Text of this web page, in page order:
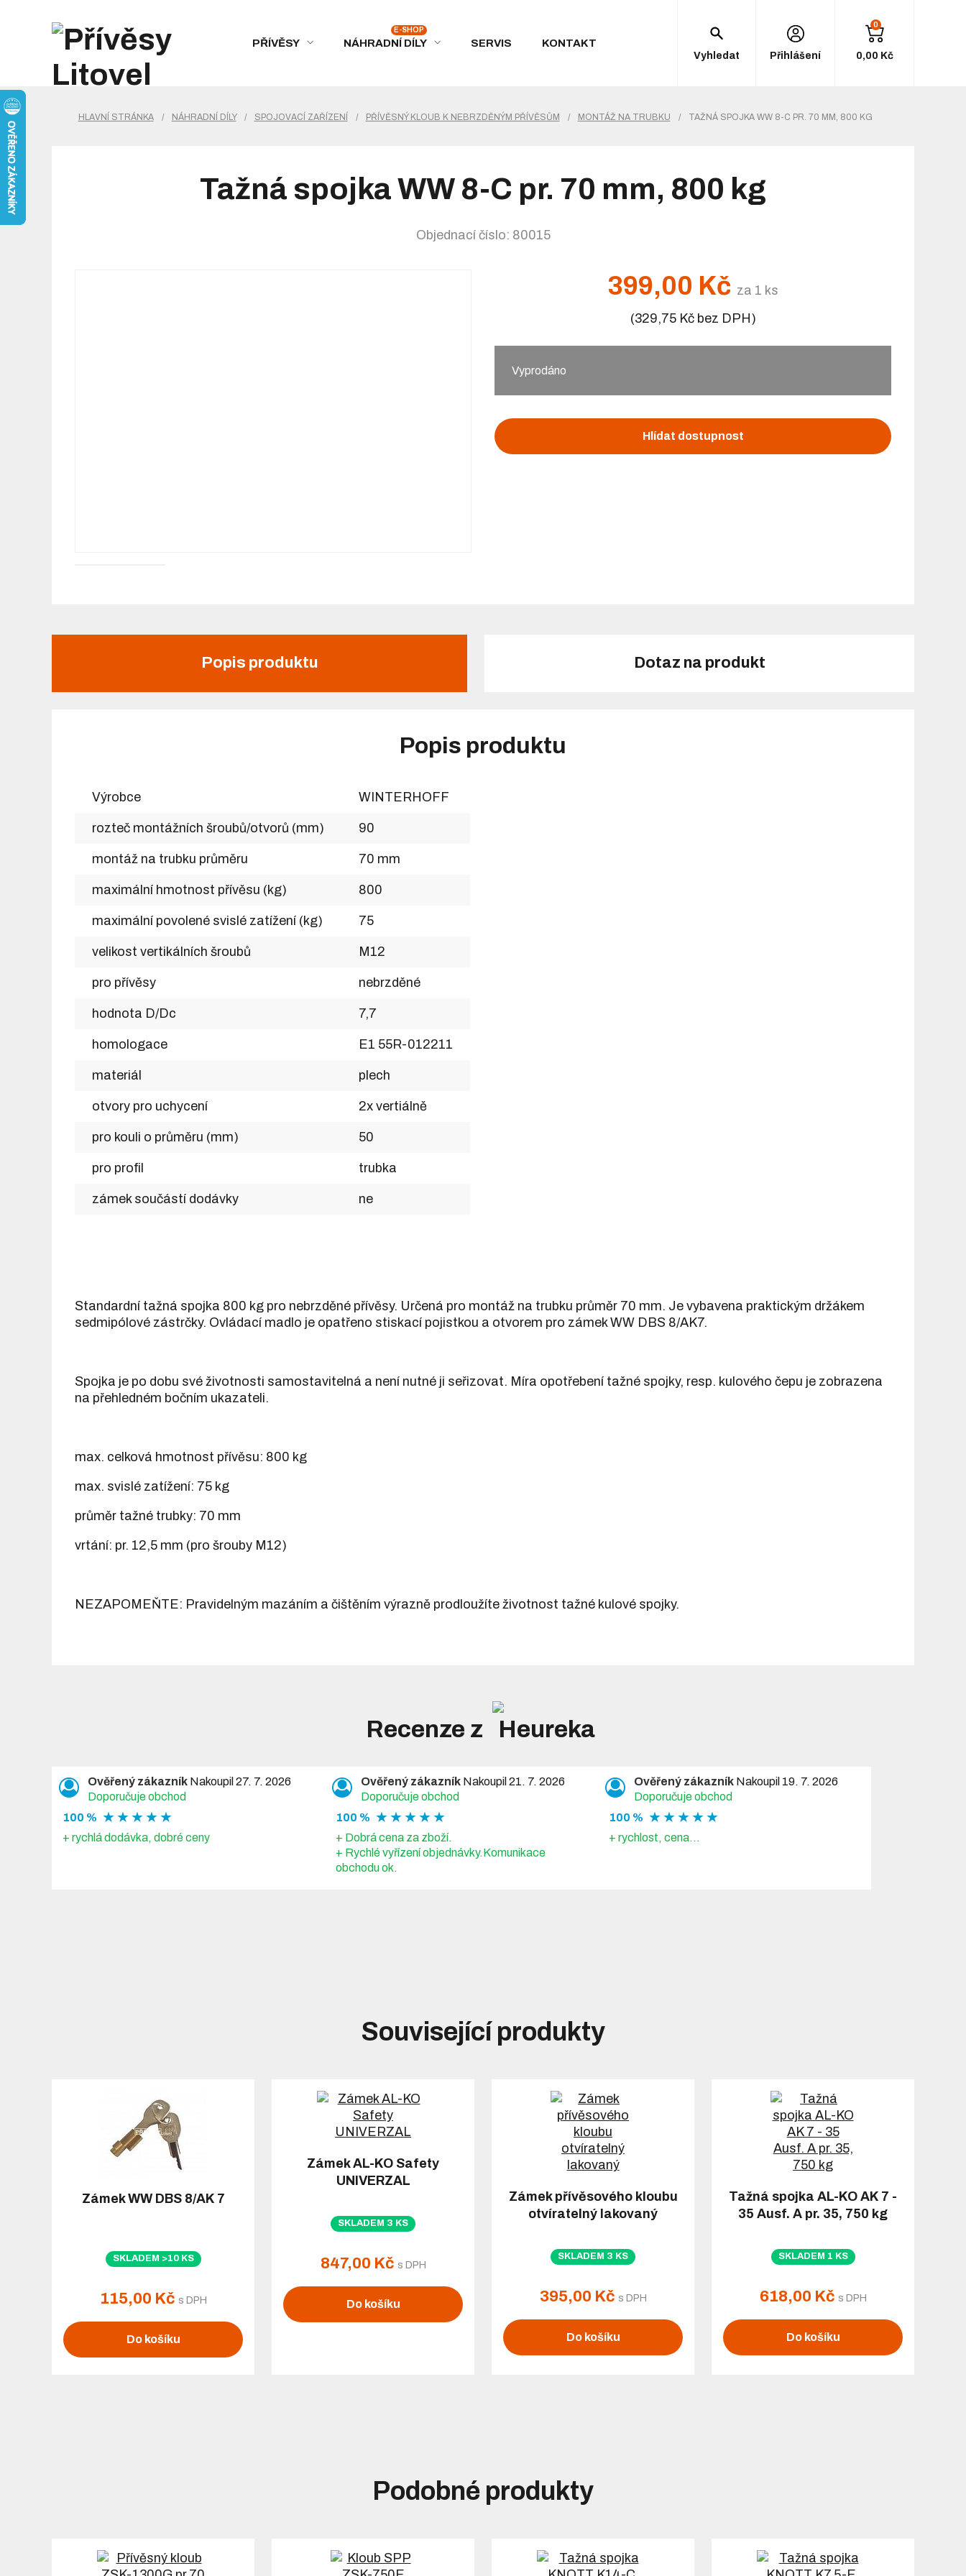
PŘÍVĚSY NÁHRADNÍ DÍLY SERVIS KONTAKT
Vyhledat Přihlášení
0
0,00 Kč
HLAVNÍ STRÁNKA / NÁHRADNÍ DÍLY / SPOJOVACÍ ZAŘÍZENÍ / PŘÍVĚSNÝ KLOUB K NEBRZDĚNÝM PŘÍVĚSŮM / MONTÁŽ NA TRUBKU / TAŽNÁ SPOJKA WW 8-C PR. 70 MM, 800 KG
Tažná spojka WW 8-C pr. 70 mm, 800 kg
Objednací číslo: 80015
399,00 Kč za 1 ks
(329,75 Kč bez DPH)
Vyprodáno
Hlídat dostupnost
Popis produktu Dotaz na produkt
Popis produktu
Výrobce WINTERHOFF
rozteč montážních šroubů/otvorů (mm) 90
montáž na trubku průměru 70 mm
maximální hmotnost přívěsu (kg) 800
maximální povolené svislé zatížení (kg) 75
velikost vertikálních šroubů M12
pro přívěsy nebrzděné
hodnota D/Dc 7,7
homologace E1 55R-012211
materiál plech
otvory pro uchycení 2x vertiálně
pro kouli o průměru (mm) 50
pro profil trubka
zámek součástí dodávky ne
Standardní tažná spojka 800 kg pro nebrzděné přívěsy. Určená pro montáž na trubku průměr 70 mm. Je vybavena praktickým držákem
sedmipólové zástrčky. Ovládací madlo je opatřeno stiskací pojistkou a otvorem pro zámek WW DBS 8/AK7.
Spojka je po dobu své životnosti samostavitelná a není nutné ji seřizovat. Míra opotřebení tažné spojky, resp. kulového čepu je zobrazena
na přehledném bočním ukazateli.
max. celková hmotnost přívěsu: 800 kg
max. svislé zatížení: 75 kg
průměr tažné trubky: 70 mm
vrtání: pr. 12,5 mm (pro šrouby M12)
NEZAPOMEŇTE: Pravidelným mazáním a čištěním výrazně prodloužíte životnost tažné kulové spojky.
Recenze z
Ověřený zákazník Nakoupil 27. 7. 2026
Doporučuje obchod
100 % ★ ★ ★ ★ ★
+ rychlá dodávka, dobré ceny
Ověřený zákazníkNakoupil 21. 7. 2026
Doporučuje obchod
100 % ★ ★ ★ ★ ★
+ Dobrá cena za zboží.
+ Rychlé vyřízení objednávky.Komunikace
obchodu ok.
Ověřený zákazníkNakoupil 19. 7. 2026
Doporučuje obchod
100 % ★ ★ ★ ★ ★
+ rychlost, cena...
Související produkty
Zámek WW DBS 8/AK 7
SKLADEM >10 KS
115,00 Kč s DPH
Do košíku
Zámek AL-KO Safety
UNIVERZAL
SKLADEM 3 KS
847,00 Kč s DPH
Do košíku
Zámek přívěsového kloubu
otvíratelný lakovaný
SKLADEM 3 KS
395,00 Kč s DPH
Do košíku
Tažná spojka AL-KO AK 7 -
35 Ausf. A pr. 35, 750 kg
SKLADEM 1 KS
618,00 Kč s DPH
Do košíku
Podobné produkty